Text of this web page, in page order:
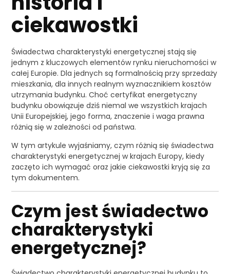
ciekawostki
Świadectwa charakterystyki energetycznej stają się
jednym z kluczowych elementów rynku nieruchomości w
całej Europie. Dla jednych są formalnością przy sprzedaży
mieszkania, dla innych realnym wyznacznikiem kosztów
utrzymania budynku. Choć certyfikat energetyczny
budynku obowiązuje dziś niemal we wszystkich krajach
Unii Europejskiej, jego forma, znaczenie i waga prawna
różnią się w zależności od państwa.
W tym artykule wyjaśniamy, czym różnią się świadectwa
charakterystyki energetycznej w krajach Europy, kiedy
zaczęto ich wymagać oraz jakie ciekawostki kryją się za
tym dokumentem.
Czym jest świadectwo
charakterystyki
energetycznej?